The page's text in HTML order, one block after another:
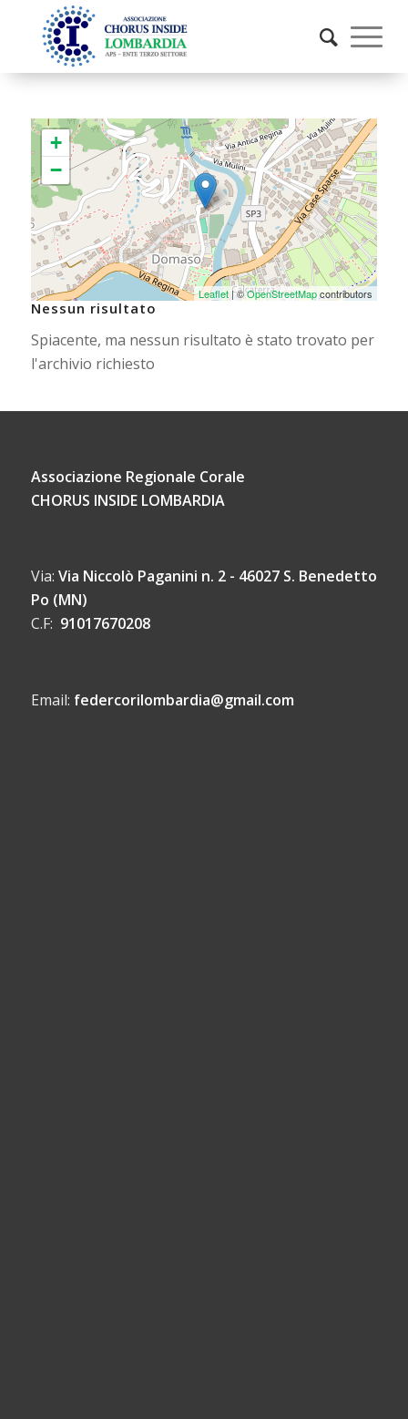
+
−
Leaflet | ©OpenStreetMapcontributors
Nessun risultato
Spiacente, ma nessun risultato è stato trovato per
l'archivio richiesto
Associazione Regionale Corale
CHORUS INSIDE LOMBARDIA
Via: Via Niccolò Paganini n. 2 - 46027 S. Benedetto
Po (MN)
C.F: 91017670208
Email: federcorilombardia@gmail.com